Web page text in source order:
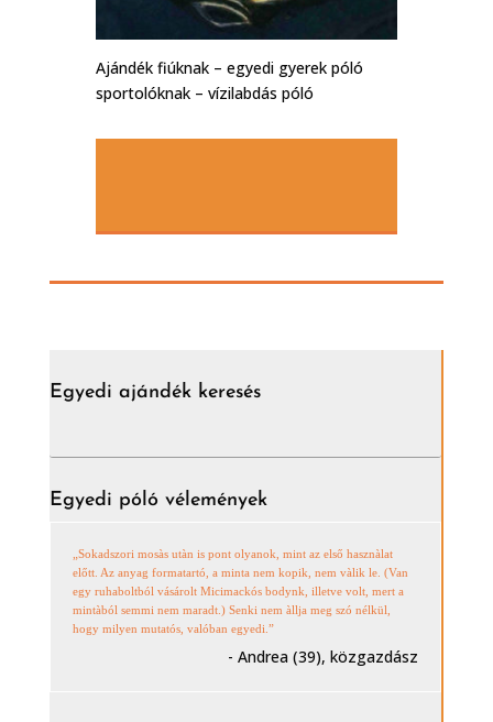
Ajándék fiúknak – egyedi gyerek póló
sportolóknak – vízilabdás póló
Egyedi ajándék keresés
Egyedi póló vélemények
„Sokadszori mosàs utàn is pont olyanok, mint az első hasznàlat
előtt. Az anyag formatartó, a minta nem kopik, nem vàlik le. (Van
egy ruhaboltból vásárolt Micimackós bodynk, illetve volt, mert a
mintàból semmi nem maradt.) Senki nem àllja meg szó nélkül,
hogy milyen mutatós, valóban egyedi.”
- Andrea (39), közgazdász